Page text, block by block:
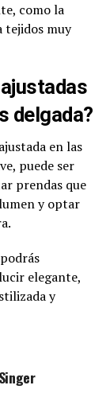
como la
tejidos muy
delgada?
en las
puede ser
prendas que
y optar
elegante,
y